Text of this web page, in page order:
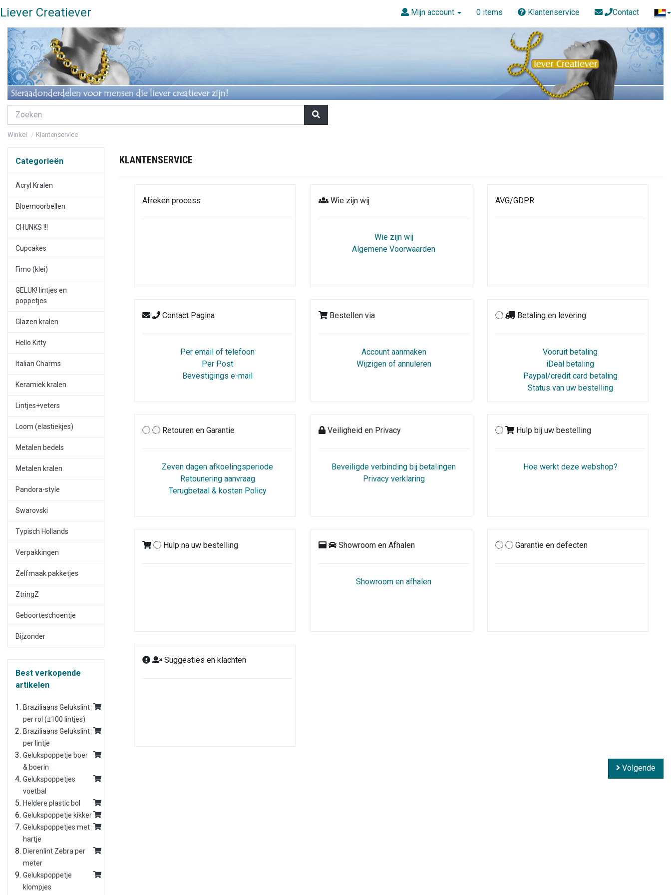
Liever Creatiever Mijn account 0 items Klantenservice Contact
Winkel Klantenservice
KLANTENSERVICE
Afreken process Wie zijn wij
Wie zijn wij
Algemene Voorwaarden
AVG/GDPR
Contact Pagina
Per email of telefoon
Per Post
Bevestigings e-mail
Bestellen via
Account aanmaken
Wijzigen of annuleren
Betaling en levering
Vooruit betaling
iDeal betaling
Paypal/credit card betaling
Status van uw bestelling
Retouren en Garantie
Zeven dagen afkoelingsperiode
Retounering aanvraag
Terugbetaal & kosten Policy
Veiligheid en Privacy
Beveiligde verbinding bij betalingen
Privacy verklaring
Hulp bij uw bestelling
Hoe werkt deze webshop?
Hulp na uw bestelling Showroom en Afhalen
Showroom en afhalen
Garantie en defecten
Suggesties en klachten
Volgende
Categorieën
Acryl Kralen
Bloemoorbellen
CHUNKS !!!
Cupcakes
Fimo (klei)
GELUK! lintjes en
poppetjes
Glazen kralen
Hello Kitty
Italian Charms
Keramiek kralen
Lintjes+veters
Loom (elastiekjes)
Metalen bedels
Metalen kralen
Pandora-style
Swarovski
Typisch Hollands
Verpakkingen
Zelfmaak pakketjes
ZtringZ
Geboorteschoentje
Bijzonder
Best verkopende
artikelen
Braziliaans Gelukslint
per rol (±100 lintjes)
Braziliaans Gelukslint
per lintje
Gelukspoppetje boer
& boerin
Gelukspoppetjes
voetbal
Heldere plastic bol
Gelukspoppetje kikker
Gelukspoppetjes met
hartje
Dierenlint Zebra per
meter
Gelukspoppetje
klompjes